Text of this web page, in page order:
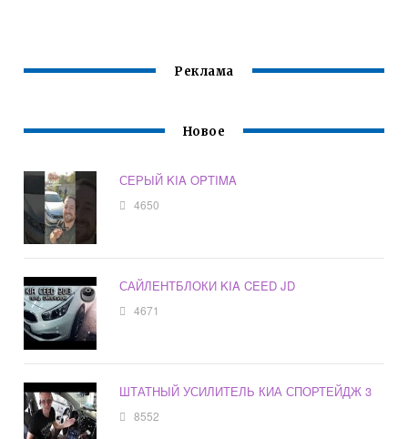
Реклама
Новое
СЕРЫЙ KIA OPTIMA
4650
САЙЛЕНТБЛОКИ KIA CEED JD
4671
ШТАТНЫЙ УСИЛИТЕЛЬ КИА СПОРТЕЙДЖ 3
8552